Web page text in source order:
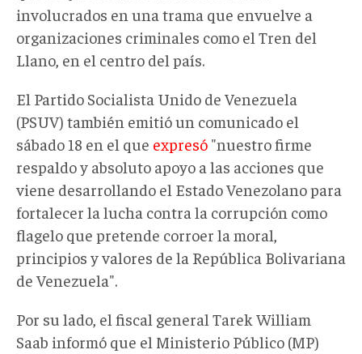
involucrados en una trama que envuelve a
organizaciones criminales como el Tren del
Llano, en el centro del país.
El Partido Socialista Unido de Venezuela
(PSUV) también emitió un comunicado el
sábado 18 en el que expresó "nuestro firme
respaldo y absoluto apoyo a las acciones que
viene desarrollando el Estado Venezolano para
fortalecer la lucha contra la corrupción como
flagelo que pretende corroer la moral,
principios y valores de la República Bolivariana
de Venezuela".
Por su lado, el fiscal general Tarek William
Saab informó que el Ministerio Público (MP)